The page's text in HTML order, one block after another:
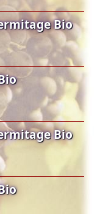
Bio
Bio